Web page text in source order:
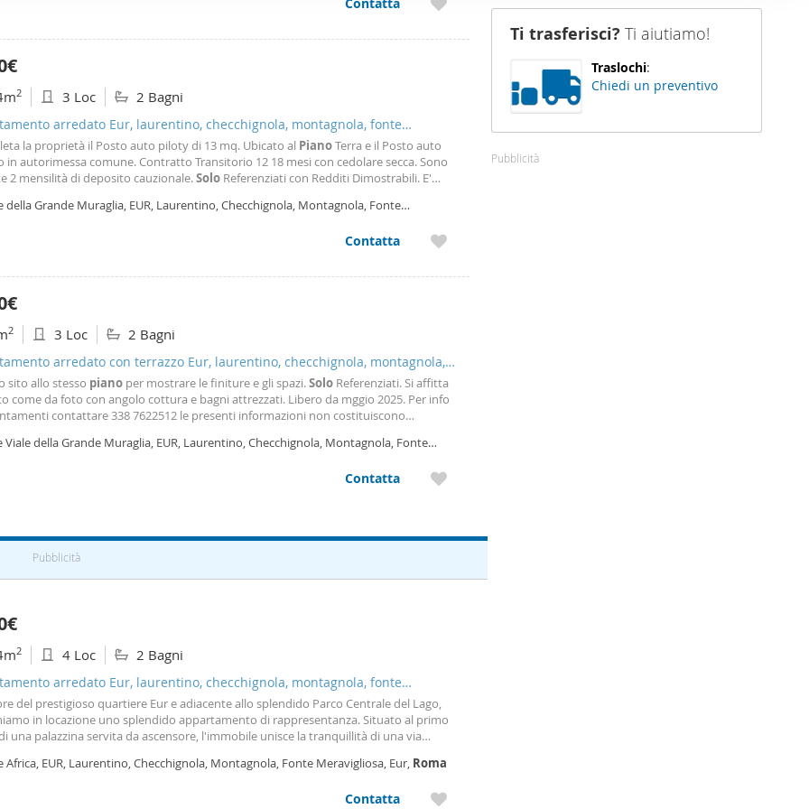
Condividiamo inoltre informazioni sul modo in cui utilizza il nostro sito
di analisi dei dati web, pubblicità e social media, i quali potrebbero
che ha fornito loro o che hanno raccolto dal suo utilizzo dei loro
2 3 Loc 2 Bagni
arredato Eur, laurentino, checchignola, montagnola, fonte
la proprietà il Posto auto piloty di 13 mq. Ubicato al PianoTerra e il Posto auto
in autorimessa comune. Contratto Transitorio 12 18 mesi con cedolare secca. Sono
2 mensilità di deposito cauzionale.Solo Referenziati con Redditi Dimostrabili. E'
Per ulteriori
della Grande Muraglia, EUR, Laurentino, Checchignola, Montagnola, Fonte
Contatta
2 3 Loc 2 Bagni
arredato con terrazzo Eur, laurentino, checchignola, montagnola,
sito allo stesso piano per mostrare le finiture e gli spazi.Solo Referenziati. Si affitta
come da foto con angolo cottura e bagni attrezzati. Libero da mggio 2025. Per info
contattare 338 7622512 le presenti informazioni non costituiscono
Viale della Grande Muraglia, EUR, Laurentino, Checchignola, Montagnola, Fonte
Contatta
Pubblicità
2 4 Loc 2 Bagni
arredato Eur, laurentino, checchignola, montagnola, fonte
del prestigioso quartiere Eur e adiacente allo splendido Parco Centrale del Lago,
in locazione uno splendido appartamento di rappresentanza. Situato al primo
una palazzina servita da ascensore, l'immobile unisce la tranquillità di una via
boiserie e arredi
Africa, EUR, Laurentino, Checchignola, Montagnola, Fonte Meravigliosa, Eur, Roma
Contatta
Ti trasferisci? Ti aiutiamo!
Traslochi:
Chiedi un preventivo
Pubblicità